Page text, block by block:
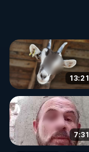
13:21
7:31